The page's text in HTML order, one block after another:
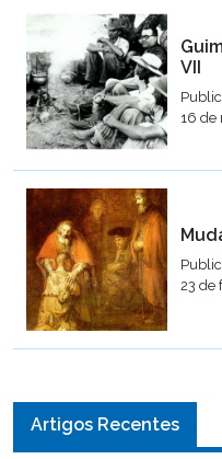
VII
16 de
23 de
Artigos Recentes